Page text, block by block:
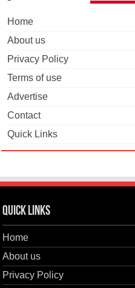
Home
About us
Privacy Policy
Terms of use
Advertise
Contact
Quick Links
Quick Links
Home
About us
Privacy Policy